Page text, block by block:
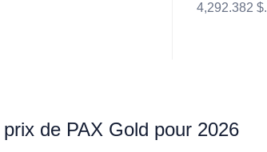
4,292.382 $.
de PAX Gold pour 2026